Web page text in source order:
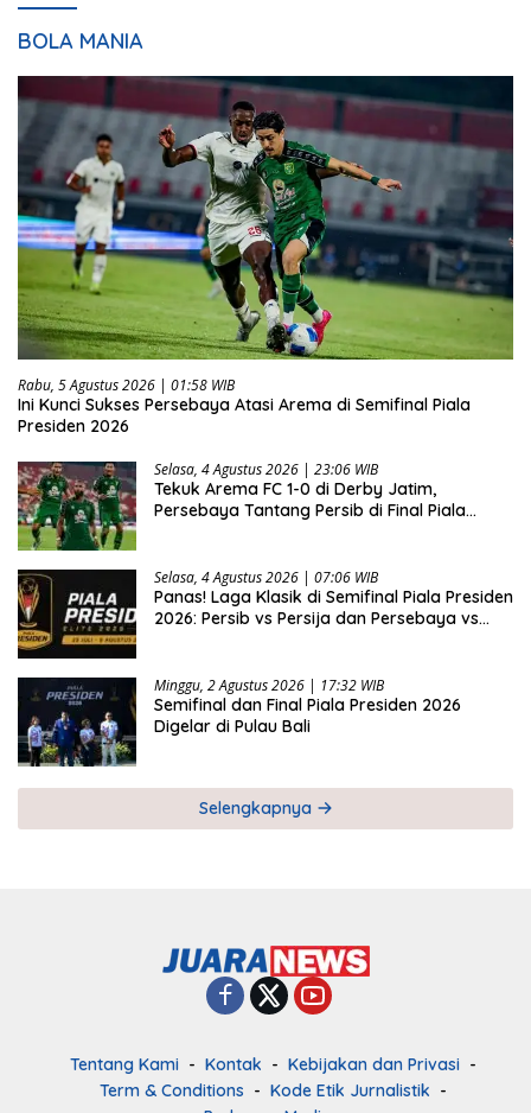
BOLA MANIA
Rabu, 5 Agustus 2026 | 01:58 WIB
Ini Kunci Sukses Persebaya Atasi Arema di Semifinal Piala
Presiden 2026
Selasa, 4 Agustus 2026 | 23:06 WIB
Tekuk Arema FC 1-0 di Derby Jatim,
Persebaya Tantang Persib di Final Piala
Selasa, 4 Agustus 2026 | 07:06 WIB
Panas! Laga Klasik di Semifinal Piala Presiden
2026: Persib vs Persija dan Persebaya vs
Minggu, 2 Agustus 2026 | 17:32 WIB
Semifinal dan Final Piala Presiden 2026
Digelar di Pulau Bali
Selengkapnya
Tentang Kami Kontak
Kebijakan dan Privasi
Term & Conditions
Kode Etik Jurnalistik